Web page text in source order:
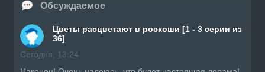
Обсуждаемое
Цветы расцветают в роскоши [1 - 3 серии из
36]
Сегодня, 13:24